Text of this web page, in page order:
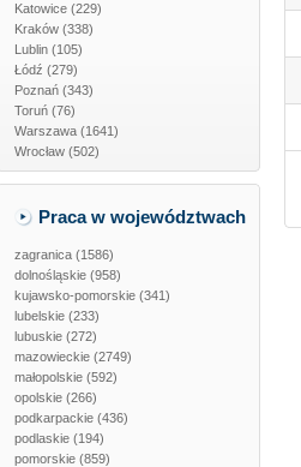
Katowice (229)
Kraków (338)
Lublin (105)
Łódź (279)
Poznań (343)
Toruń (76)
Warszawa (1641)
Wrocław (502)
Praca w województwach
zagranica (1586)
dolnośląskie (958)
kujawsko-pomorskie (341)
lubelskie (233)
lubuskie (272)
mazowieckie (2749)
małopolskie (592)
opolskie (266)
podkarpackie (436)
podlaskie (194)
pomorskie (859)